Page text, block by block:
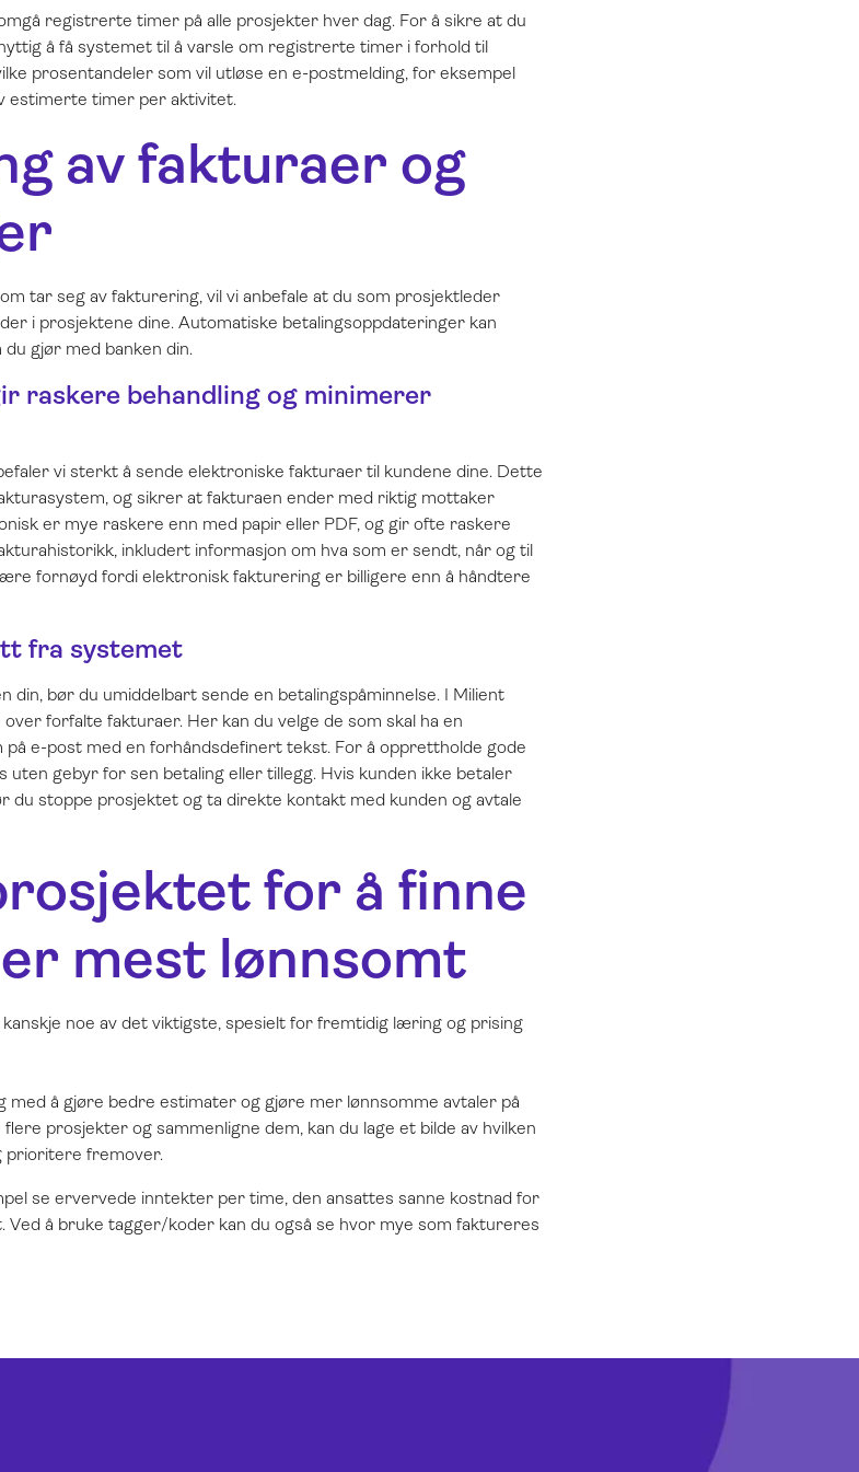
registrerte timer på alle prosjekter hver dag. For å sikre at du
å få systemet til å varsle om registrerte timer i forhold til
prosentandeler som vil utløse en e-postmelding, for eksempel
estimerte timer per aktivitet.
av fakturaer og
tar seg av fakturering, vil vi anbefale at du som prosjektleder
i prosjektene dine. Automatiske betalingsoppdateringer kan
gjør med banken din.
raskere behandling og minimerer
vi sterkt å sende elektroniske fakturaer til kundene dine. Dette
og sikrer at fakturaen ender med riktig mottaker
er mye raskere enn med papir eller PDF, og gir ofte raskere
inkludert informasjon om hva som er sendt, når og til
fornøyd fordi elektronisk fakturering er billigere enn å håndtere
fra systemet
din, bør du umiddelbart sende en betalingspåminnelse. I Milient
forfalte fakturaer. Her kan du velge de som skal ha en
på e-post med en forhåndsdefinert tekst. For å opprettholde gode
uten gebyr for sen betaling eller tillegg. Hvis kunden ikke betaler
du stoppe prosjektet og ta direkte kontakt med kunden og avtale
for å finne
mest lønnsomt
noe av det viktigste, spesielt for fremtidig læring og prising
med å gjøre bedre estimater og gjøre mer lønnsomme avtaler på
prosjekter og sammenligne dem, kan du lage et bilde av hvilken
prioritere fremover.
se ervervede inntekter per time, den ansattes sanne kostnad for
å bruke tagger/koder kan du også se hvor mye som faktureres